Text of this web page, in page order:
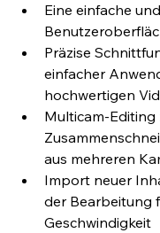
Eine einfache
Präzise
einfacher
hochwertigen
Multicam-Editing
aus mehreren
Import neuer
der Bearbeitung
Geschwindigkeit